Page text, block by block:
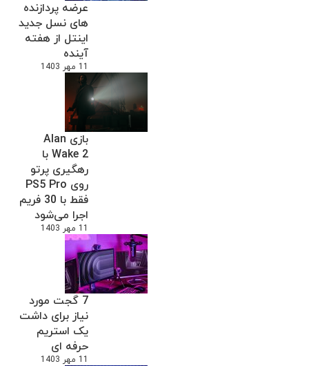
عرضه پردازنده
های نسل جدید
اینتل از هفته
آینده
11 مهر 1403
بازی Alan
Wake 2 با
رهگیری پرتو
روی PS5 Pro
فقط با 30 فریم
اجرا می‌شود
11 مهر 1403
7 گجت مورد
نیاز برای داشت
یک استریم
حرفه ای
11 مهر 1403